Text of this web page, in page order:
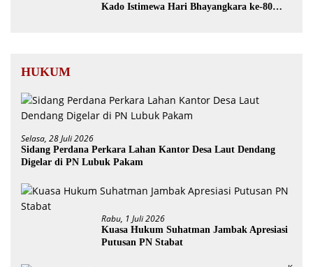
Kado Istimewa Hari Bhayangkara ke-80
HUKUM
Selasa, 28 Juli 2026
Sidang Perdana Perkara Lahan Kantor Desa Laut Dendang
Digelar di PN Lubuk Pakam
Rabu, 1 Juli 2026
Kuasa Hukum Suhatman Jambak Apresiasi
Putusan PN Stabat